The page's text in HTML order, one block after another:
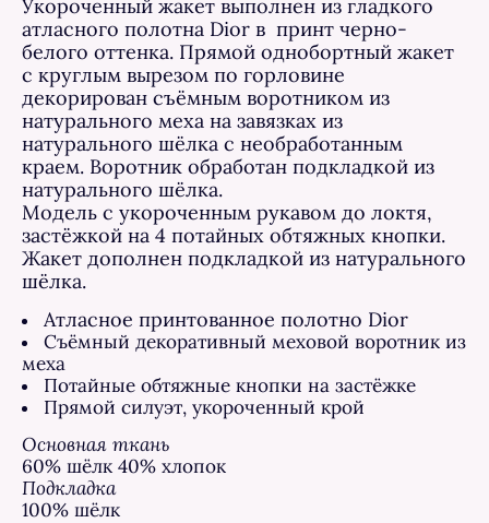
Укороченный жакет выполнен из гладкого
атласного полотна Dior в принт черно-
белого оттенка. Прямой однобортный жакет
с круглым вырезом по горловине
декорирован съёмным воротником из
натурального меха на завязках из
натурального шёлка с необработанным
краем. Воротник обработан подкладкой из
натурального шёлка.
Модель с укороченным рукавом до локтя,
застёжкой на 4 потайных обтяжных кнопки.
Жакет дополнен подкладкой из натурального
шёлка.
Атласное принтованное полотно Dior
Съёмный декоративный меховой воротник из
меха
Потайные обтяжные кнопки на застёжке
Прямой силуэт, укороченный крой
Основная ткань
60% шёлк 40% хлопок
Подкладка
100% шёлк